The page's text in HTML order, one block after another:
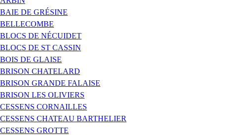
BAIE DE GRÉSINE
BELLECOMBE
BLOCS DE NÉCUIDET
BLOCS DE ST CASSIN
BOIS DE GLAISE
BRISON CHATELARD
BRISON GRANDE FALAISE
BRISON LES OLIVIERS
CESSENS CORNAILLES
CESSENS CHATEAU BARTHELIER
CESSENS GROTTE